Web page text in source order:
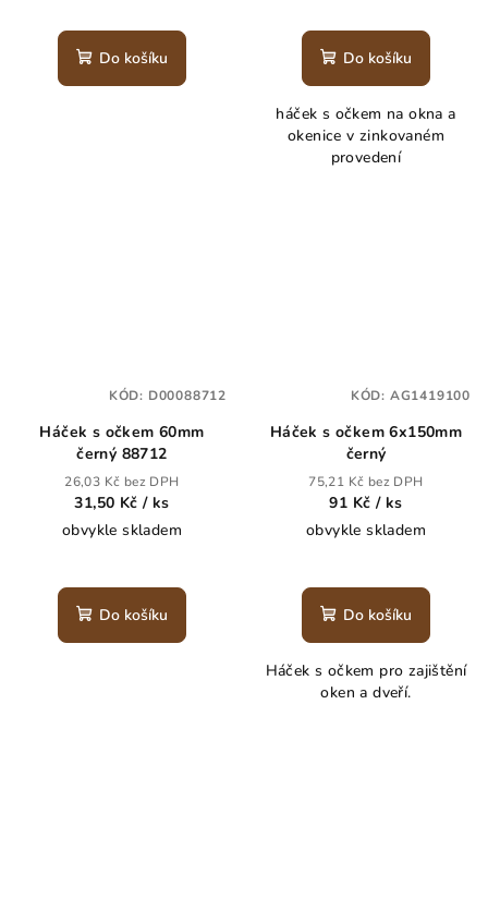
Do košíku Do košíku
háček s očkem na okna a
okenice v zinkovaném
provedení
Háček s očkem 60mm
černý 88712
26,03 Kč bez DPH
31,50 Kč / ks
obvykle skladem
Do košíku
KÓD: D00088712
Háček s očkem 6x150mm
černý
75,21 Kč bez DPH
91 Kč / ks
obvykle skladem
Do košíku
Háček s očkem pro zajištění
oken a dveří.
KÓD: AG1419100